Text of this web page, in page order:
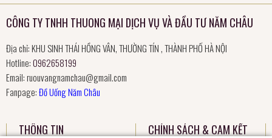
CÔNG TY TNHH THUONG MẠI DỊCH VỤ VÀ ĐẦU TƯ NĂM CHÂU
Địa chỉ: KHU SINH THÁI HỒNG VÂN, THƯỜNG TÍN , THÀNH PHỐ HÀ NỘI
Hotline:0962658199
Email:ruouvangnamchau@gmail.com
Fanpage:Đồ Uống Năm Châu
THÔNG TIN CHÍNH SÁCH & CAM KẾT